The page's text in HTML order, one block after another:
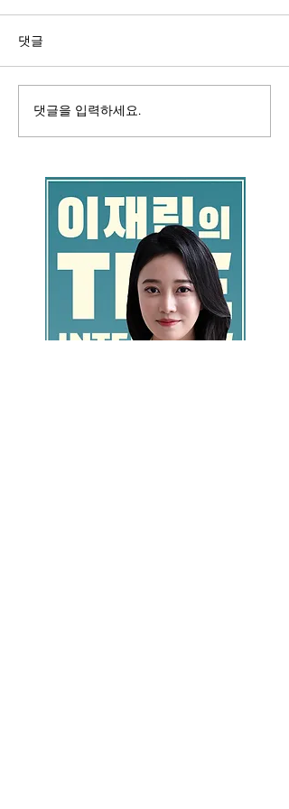
댓글
댓글을 입력하세요.